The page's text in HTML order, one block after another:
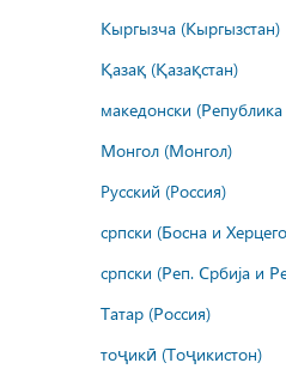
Кыргызча (Кыргызстан)
Қазақ (Қазақстан)
македонски
Монгол (Монгол)
Русский (Россия)
српски (Босна и
српски (Реп. Србија и
Татар (Россия)
тоҷикӣ (Тоҷикистон)